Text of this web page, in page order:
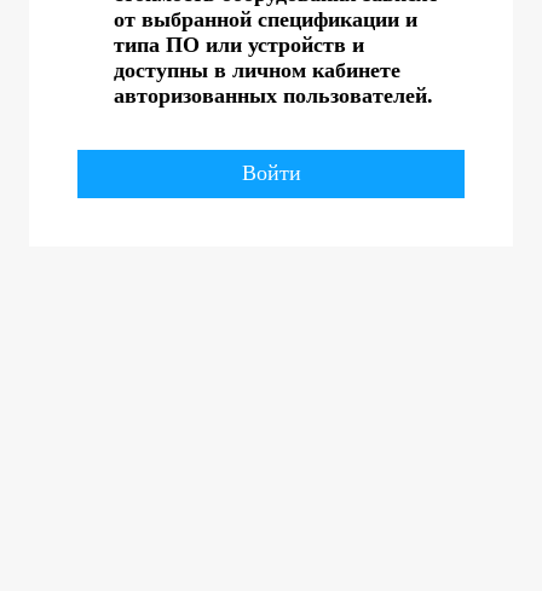
от выбранной спецификации и
типа ПО или устройств и
доступны в личном кабинете
авторизованных пользователей.
Войти